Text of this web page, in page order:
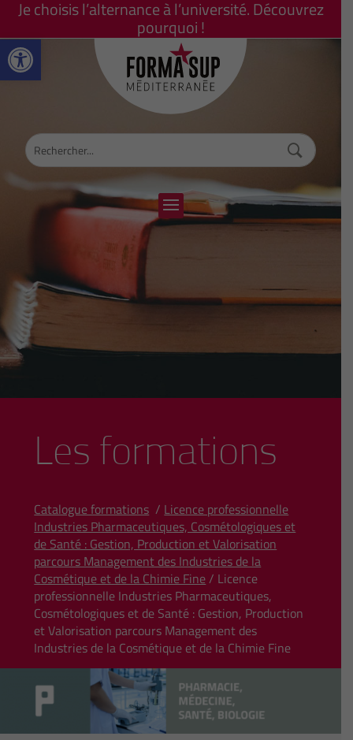
Ouvrir la barre d’outils
Je choisis l’alternance à l’université. Découvrez
pourquoi !
Les formations
Catalogue formations / Licence professionnelle
Industries Pharmaceutiques, Cosmétologiques et
de Santé : Gestion, Production et Valorisation
parcours Management des Industries de la
Cosmétique et de la Chimie Fine/ Licence
professionnelle Industries Pharmaceutiques,
Cosmétologiques et de Santé : Gestion, Production
et Valorisation parcours Management des
Industries de la Cosmétique et de la Chimie Fine